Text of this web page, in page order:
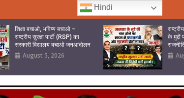
शिक्षा बचाओ, भविष्य बचाओ –
राष्ट्रीय सुरक्षा पार्टी (RSP) का
सरकारी विद्यालय बचाओ जनआंदोलन
August 5, 2026
के
Hindi